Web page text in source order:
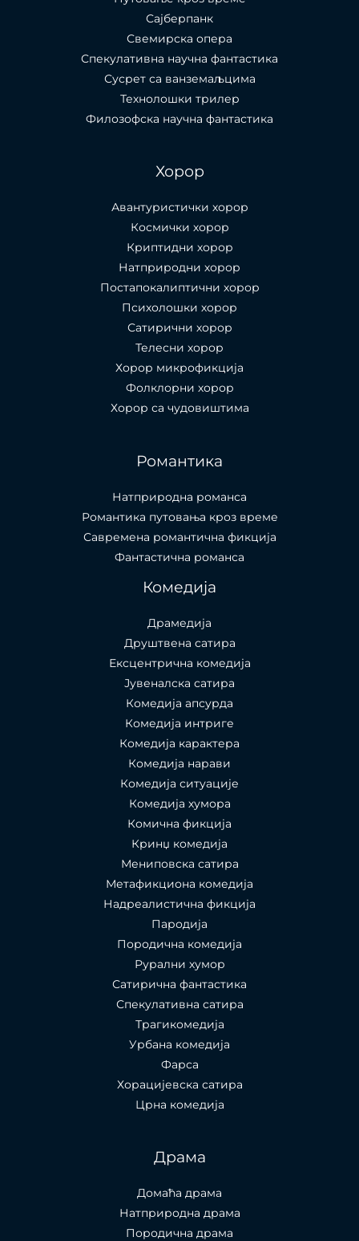
Сајберпанк
Свемирска опера
Спекулативна научна фантастика
Сусрет са ванземаљцима
Технолошки трилер
Филозофска научна фантастика
Хорор
Авантуристички хорор
Космички хорор
Криптидни хорор
Натприродни хорор
Постапокалиптични хорор
Психолошки хорор
Сатирични хорор
Телесни хорор
Хорор микрофикција
Фолклорни хорор
Хорор са чудовиштима
Романтика
Натприродна романса
Романтика путовања кроз време
Савремена романтична фикција
Фантастична романса
Комедија
Драмедија
Друштвена сатира
Ексцентрична комедија
Јувеналска сатира
Комедија апсурда
Комедија интриге
Комедија карактера
Комедија нарави
Комедија ситуације
Комедија хумора
Комична фикција
Кринџ комедија
Мениповска сатира
Метафикциона комедија
Надреалистична фикција
Пародија
Породична комедија
Рурални хумор
Сатирична фантастика
Спекулативна сатира
Трагикомедија
Урбана комедија
Фарса
Хорацијевска сатира
Црна комедија
Драма
Домаћа драма
Натприродна драма
Породична драма